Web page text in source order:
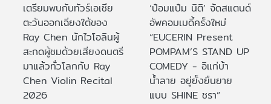
เตรียมพบกับทัวร์เอเชีย
ตะวันออกเฉียงใต้ของ
Ray Chen นักไวโอลินผู้
สะกดผู้ชมด้วยเสียงดนตรี
มาแล้วทั่วโลกกับ Ray
Chen Violin Recital
2026
‘ป๋อมแป๋ม นิติ’ จัดสแตนด์
อัพคอมเมดี้ครั้งใหม่
“EUCERIN Present
POMPAM’S STAND UP
COMEDY - อิแก่บ้า
น้ำลาย อยู่ยั้งยืนยาย
แบบ SHINE ชรา”